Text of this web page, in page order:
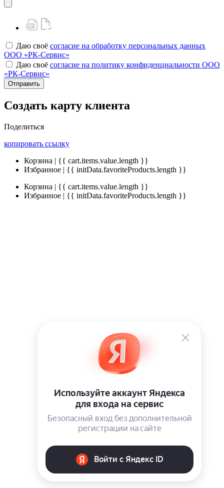
Даю своё согласие на обработку персональных данных
ООО «РК-Сервис»
Даю своё согласие на политику конфиденциальности ООО
«РК-Сервис»
Отправить
Создать карту клиента
Поделиться
копировать ссылку
Корзина | {{ cart.items.value.length }}
Избранное | {{ initData.favoriteProducts.length }}
Корзина | {{ cart.items.value.length }}
Избранное | {{ initData.favoriteProducts.length }}